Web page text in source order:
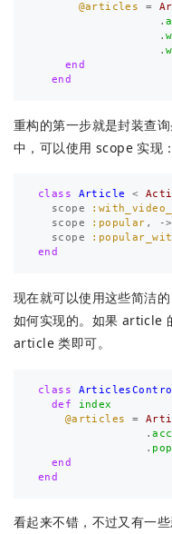
@articles
=
.
.
.
end
end
重构的第一步就是封装查
中，可以使用 scope 实现：
class Article <
scope
scope
:popular , ->
scope
end
现在就可以使用这些简洁
如何实现的。如果 article
article 类即可。
class
def
index
@articles
=
.
.
end
end
看起来不错，不过又有一